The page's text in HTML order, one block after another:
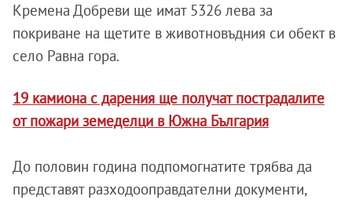
Кремена Добреви ще имат 5326 лева за
покриване на щетите в животновъдния си обект в
село Равна гора.
19 камиона с дарения ще получат пострадалите
от пожари земеделци в Южна България
До половин година подпомогнатите трябва да
представят разходооправдателни документи,